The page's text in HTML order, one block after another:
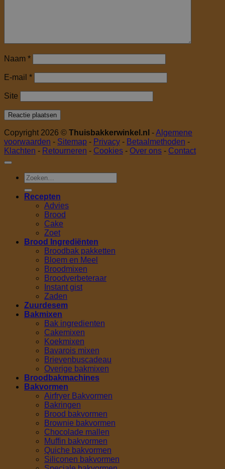
Naam *
E-mail *
Site
Copyright 2026 © Thuisbakkerwinkel.nl -Algemene
voorwaarden - Sitemap - Privacy - Betaalmethoden -
Klachten - Retourneren - Cookies - Over ons - Contact
Zoeken
naar:
Recepten
Advies
Brood
Cake
Zoet
Brood Ingrediënten
Broodbak pakketten
Bloem en Meel
Broodmixen
Broodverbeteraar
Instant gist
Zaden
Zuurdesem
Bakmixen
Bak ingredienten
Cakemixen
Koekmixen
Bavarois mixen
Brievenbuscadeau
Overige bakmixen
Broodbakmachines
Bakvormen
Airfryer Bakvormen
Bakringen
Brood bakvormen
Brownie bakvormen
Chocolade mallen
Muffin bakvormen
Quiche bakvormen
Siliconen bakvormen